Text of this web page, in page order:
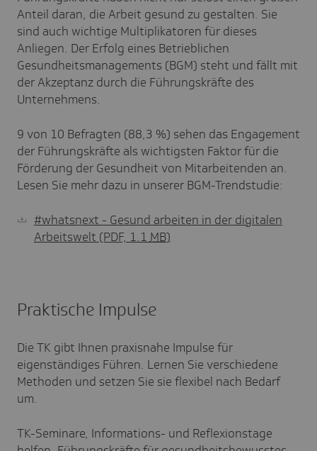
Anteil daran, die Arbeit gesund zu gestalten. Sie
sind auch wichtige Multiplikatoren für dieses
Anliegen. Der Erfolg eines Betrieblichen
Gesundheitsmanagements (BGM) steht und fällt mit
der Akzeptanz durch die Führungskräfte des
Unternehmens.
9 von 10 Befragten (88,3 %) sehen das Engagement
der Führungskräfte als wichtigsten Faktor für die
Förderung der Gesundheit von Mitarbeitenden an.
Lesen Sie mehr dazu in unserer BGM-Trendstudie:
#whatsnext - Gesund arbeiten in der digitalen
Arbeitswelt (PDF, 1.1 MB)
Praktische Impulse
Die TK gibt Ihnen praxisnahe Impulse für
eigenständiges Führen. Lernen Sie verschiedene
Methoden und setzen Sie sie flexibel nach Bedarf
um.
TK-Seminare, Informations- und Reflexionstage